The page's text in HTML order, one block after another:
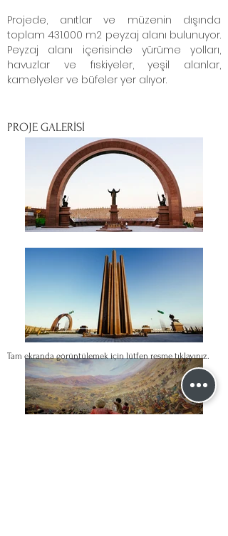
Projede, anıtlar ve müzenin dışında
toplam 431.000 m2 peyzaj alanı bulunuyor.
Peyzaj alanı içerisinde yürüme yolları,
havuzlar ve fıskiyeler, yeşil alanlar,
kamelyeler ve büfeler yer alıyor.
PROJE GALERİSİ
Tam ekranda görüntülemek için lütfen resme tıklayınız.